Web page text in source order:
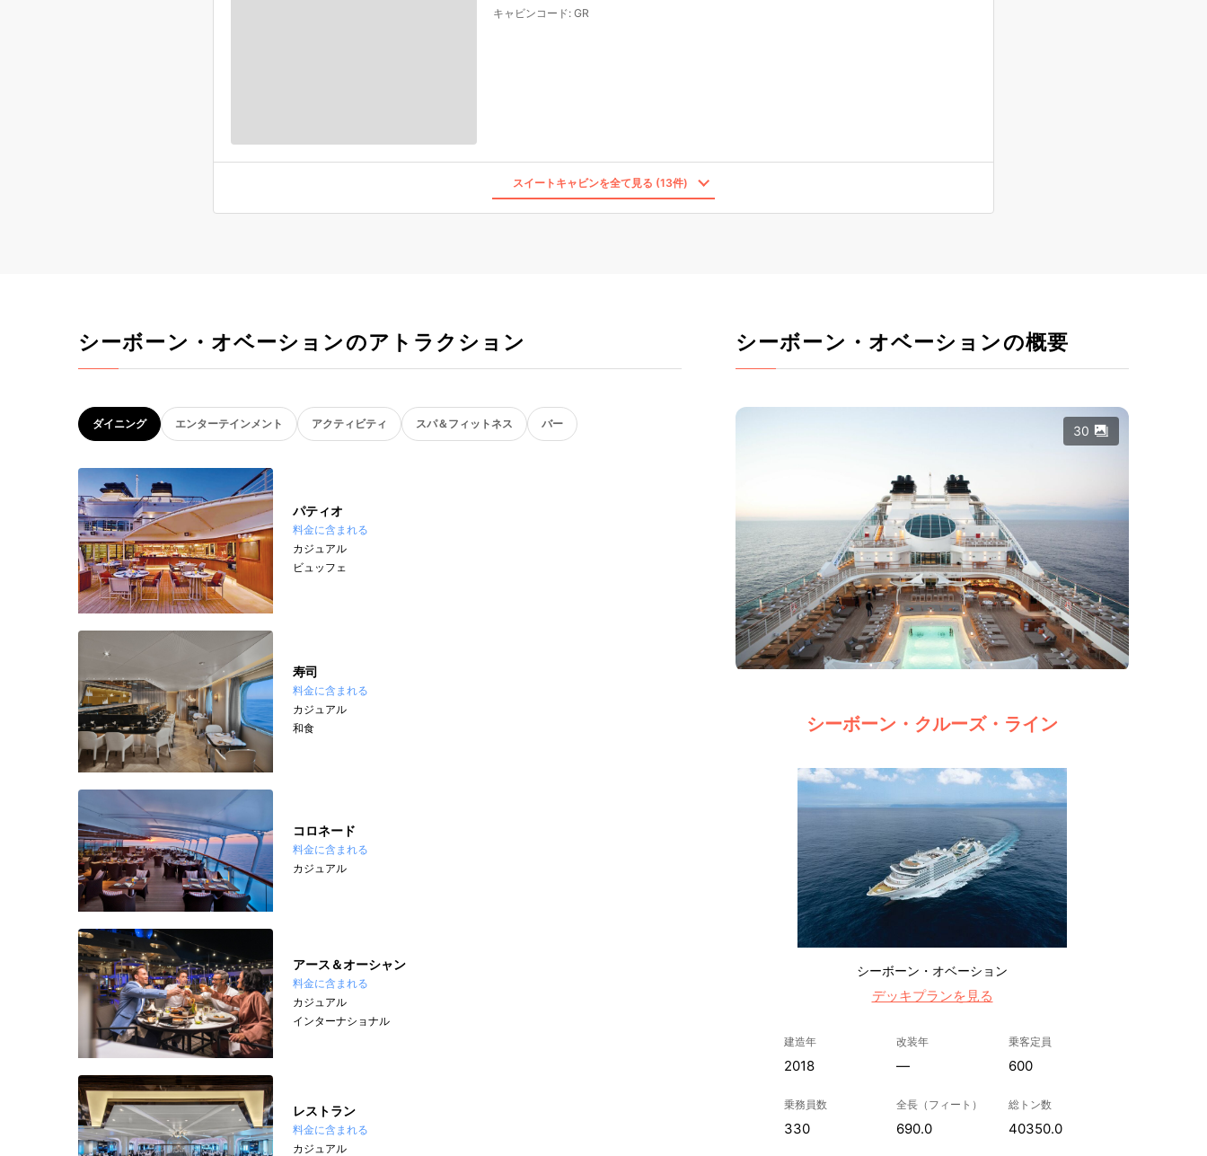
キャビンコード:GR
スイートキャビンを全て見る (13件)
シーボーン・オベーションのアトラクション
ダイニング エンターテインメント アクティビティ スパ＆フィットネス バー
パティオ
料金に含まれる
カジュアル
ビュッフェ
寿司
料金に含まれる
カジュアル
和食
コロネード
料金に含まれる
カジュアル
アース＆オーシャン
料金に含まれる
カジュアル
インターナショナル
レストラン
料金に含まれる
カジュアル
シーボーン・オベーションの概要
30
シーボーン・クルーズ・ライン
シーボーン・オベーション
デッキプランを見る
建造年
2018
改装年
—
乗客定員
600
乗務員数
330
全長（フィート）
690.0
総トン数
40350.0